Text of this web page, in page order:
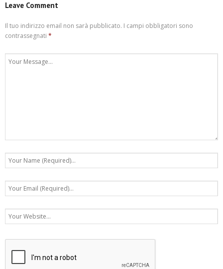
Leave Comment
Il tuo indirizzo email non sarà pubblicato. I campi obbligatori sono
contrassegnati *